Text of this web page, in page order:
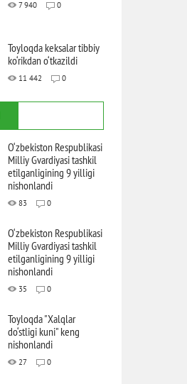
7 940 0
Toyloqda keksalar tibbiy
ko‘rikdan o‘tkazildi
11 442 0
O‘zbekiston Respublikasi
Milliy Gvardiyasi tashkil
etilganligining 9 yilligi
nishonlandi
83 0
O‘zbekiston Respublikasi
Milliy Gvardiyasi tashkil
etilganligining 9 yilligi
nishonlandi
35 0
Toyloqda "Xalqlar
do‘stligi kuni" keng
nishonlandi
27 0